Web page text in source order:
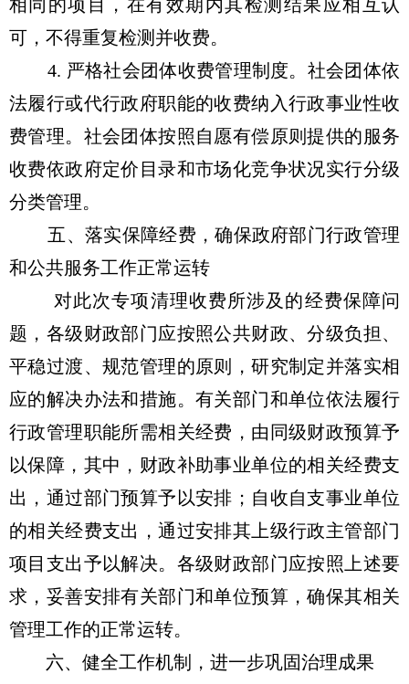
相同的项目，在有效期内其检测结果应相互认
可，不得重复检测并收费。
4. 严格社会团体收费管理制度。社会团体依
法履行或代行政府职能的收费纳入行政事业性收
费管理。社会团体按照自愿有偿原则提供的服务
收费依政府定价目录和市场化竞争状况实行分级
分类管理。
五、落实保障经费，确保政府部门行政管理
和公共服务工作正常运转
对此次专项清理收费所涉及的经费保障问
题，各级财政部门应按照公共财政、分级负担、
平稳过渡、规范管理的原则，研究制定并落实相
应的解决办法和措施。有关部门和单位依法履行
行政管理职能所需相关经费，由同级财政预算予
以保障，其中，财政补助事业单位的相关经费支
出，通过部门预算予以安排；自收自支事业单位
的相关经费支出，通过安排其上级行政主管部门
项目支出予以解决。各级财政部门应按照上述要
求，妥善安排有关部门和单位预算，确保其相关
管理工作的正常运转。
六、健全工作机制，进一步巩固治理成果